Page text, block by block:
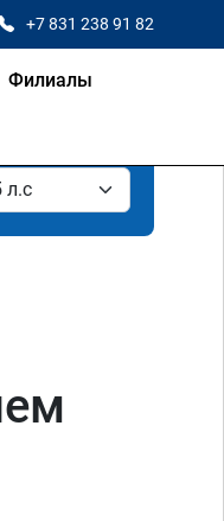
+7 831 238 91 82
Филиалы